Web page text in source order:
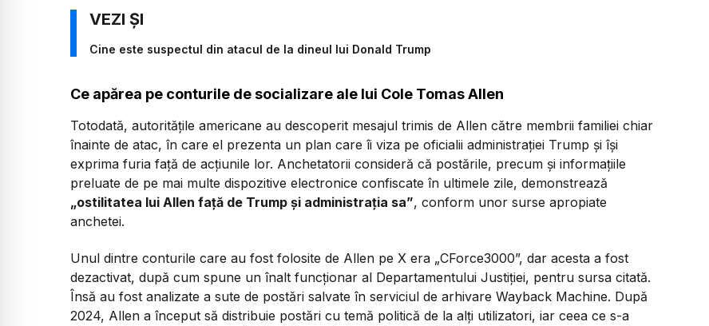
Cine este suspectul din atacul de la dineul lui Donald Trump
Ce apărea pe conturile de socializare ale lui Cole Tomas Allen
Totodată, autoritățile americane au descoperit mesajul trimis de Allen către membrii familiei chiar
înainte de atac, în care el prezenta un plan care îi viza pe oficialii administrației Trump și își
exprima furia față de acțiunile lor. Anchetatorii consideră că postările, precum și informațiile
preluate de pe mai multe dispozitive electronice confiscate în ultimele zile, demonstrează
„ostilitatea lui Allen față de Trump și administrația sa”, conform unor surse apropiate
anchetei.
Unul dintre conturile care au fost folosite de Allen pe X era „CForce3000”, dar acesta a fost
dezactivat, după cum spune un înalt funcționar al Departamentului Justiției, pentru sursa citată.
Însă au fost analizate a sute de postări salvate în serviciul de arhivare Wayback Machine. După
2024, Allen a început să distribuie postări cu temă politică de la alți utilizatori, iar ceea ce s-a